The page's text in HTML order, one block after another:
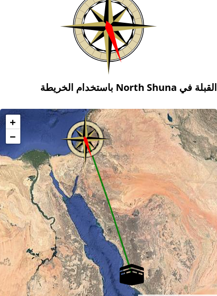
القبلة في North Shuna باستخدام الخريطة
+
−